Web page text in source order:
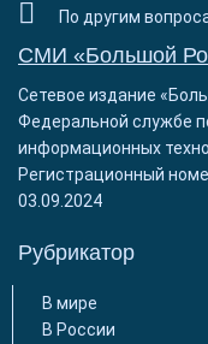
По другим
СМИ «Большой
Сетевое издание
Федеральной службе
информационных
Регистрационный
03.09.2024
Рубрикатор
В мире
В России